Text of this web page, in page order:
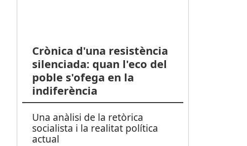
Crònica d'una resistència
silenciada: quan l'eco del
poble s'ofega en la
indiferència
Una anàlisi de la retòrica
socialista i la realitat política
actual